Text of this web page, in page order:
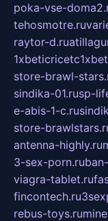
poka-vse-
tehosmotre.ru
raytor-d.ru
store-brawl-
sindika-01.rusp-
e-abis-1-c.ru
store-
antenna-highly.ru
3-sex-porn.ru
viagra-tablet.ru
fincontech.ru
rebus-toys.ru